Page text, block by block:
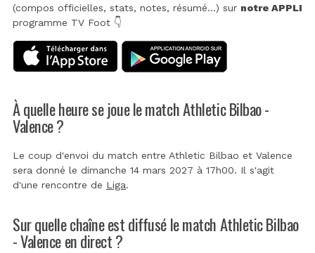
(compos officielles, stats, notes, résumé...) sur notre APPLI
programme TV Foot 👇
À quelle heure se joue le match Athletic Bilbao -
Valence ?
Le coup d'envoi du match entre Athletic Bilbao et Valence
sera donné le dimanche 14 mars 2027 à 17h00. Il s'agit
d'une rencontre de Liga.
Sur quelle chaîne est diffusé le match Athletic Bilbao
- Valence en direct ?